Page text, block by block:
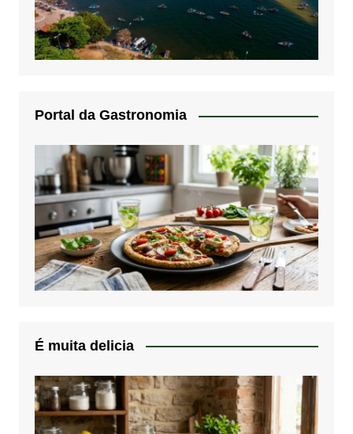
Portal da Gastronomia
É muita delicia